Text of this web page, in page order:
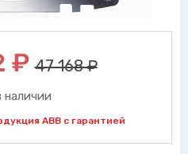
₽ 47 168 ₽
наличии
ABB с гарантией